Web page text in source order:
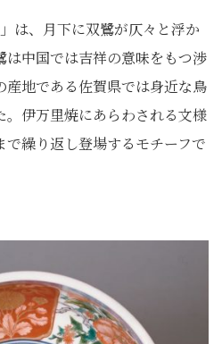
は、月下に双鷺が仄々と浮か
は中国では吉祥の意味をもつ渉
産地である佐賀県では身近な鳥
。伊万里焼にあらわされる文様
繰り返し登場するモチーフで